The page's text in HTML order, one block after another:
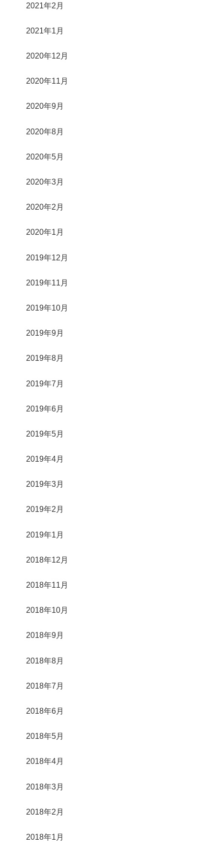
2021年2月
2021年1月
2020年12月
2020年11月
2020年9月
2020年8月
2020年5月
2020年3月
2020年2月
2020年1月
2019年12月
2019年11月
2019年10月
2019年9月
2019年8月
2019年7月
2019年6月
2019年5月
2019年4月
2019年3月
2019年2月
2019年1月
2018年12月
2018年11月
2018年10月
2018年9月
2018年8月
2018年7月
2018年6月
2018年5月
2018年4月
2018年3月
2018年2月
2018年1月